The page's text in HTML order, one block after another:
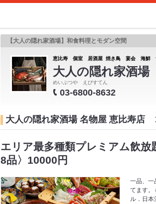
【大人の隠れ家酒場】和食料理とモダン空間
恵比寿 個室 居酒屋 焼き鳥 宴会 海鮮
大人の隠れ家酒
めいぶつや えびすてん
03-6800-8632
大人の隠れ家酒場 名物屋 恵比寿店
エリア最多種類プレミアム飲放
8品〉10000円
一品、一
てます。
ル．日本